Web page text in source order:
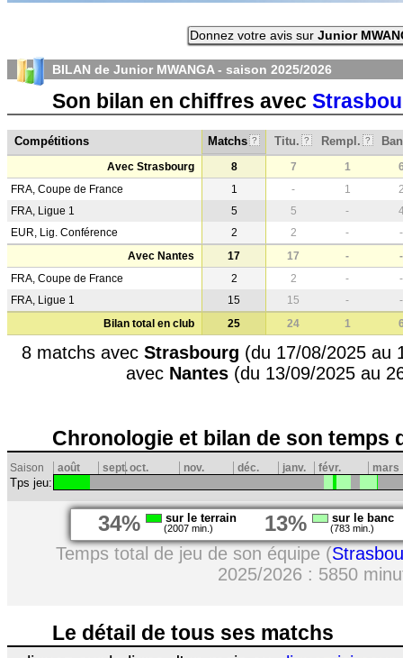
Donnez votre avis sur Junior
BILAN de Junior MWANGA - saison 2025/2026
Son bilan en chiffres avec
Compétitions Matchs ? Titu. ? Rempl. ?
Avec Strasbourg 8 7 1
FRA, Coupe de France
1 - 1
FRA, Ligue 1
5 5 -
EUR, Lig. Conférence
2 2 -
-
Avec Nantes
17 17 -
-
FRA, Coupe de France
2 2 -
-
FRA, Ligue 1
15 15 -
-
Bilan total en club
25 24 1
8 matchs avec Strasbourg (du 17/08/2025 au
avec Nantes (du 13/09/2025 au
Chronologie et bilan de son temps
Saison août sept.oct. nov. déc. janv. févr. mars
Tps jeu:
34% sur le terrain
(2007 min.) 13% sur le banc
(783 min.)
Temps total de jeu de son équipe (
2025/2026 : 5850
Le détail de tous ses matchs